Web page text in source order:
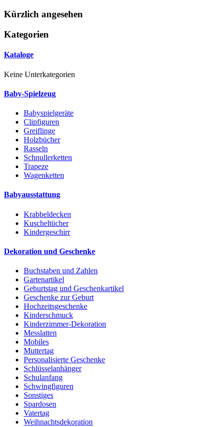
Kürzlich angesehen
Kategorien
Kataloge
Keine Unterkategorien
Baby-Spielzeug
Babyspielgeräte
Clipfiguren
Greiflinge
Holzbücher
Rasseln
Schnullerketten
Trapeze
Wagenketten
Babyausstattung
Krabbeldecken
Kuscheltücher
Kindergeschirr
Dekoration und Geschenke
Buchstaben und Zahlen
Gartenartikel
Geburtstag und Geschenkartikel
Geschenke zur Geburt
Hochzeitsgeschenke
Kinderschmuck
Kinderzimmer-Dekoration
Messlatten
Mobiles
Muttertag
Personalisierte Geschenke
Schlüsselanhänger
Schulanfang
Schwingfiguren
Sonstiges
Spardosen
Vatertag
Weihnachtsdekoration